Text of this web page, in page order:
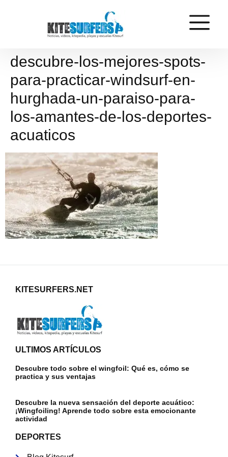
descubre-los-mejores-spots-
para-practicar-windsurf-en-
hurghada-un-paraiso-para-
los-amantes-de-los-deportes-
acuaticos
KITESURFERS.NET
ULTIMOS ARTÍCULOS
Descubre todo sobre el wingfoil: Qué es, cómo se
practica y sus ventajas
Descubre la nueva sensación del deporte acuático:
¡Wingfoiling! Aprende todo sobre esta emocionante
actividad
DEPORTES